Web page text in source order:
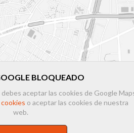
BLOQUEADO
aceptar las cookies de Google
o aceptar las cookies de nuestra
web.